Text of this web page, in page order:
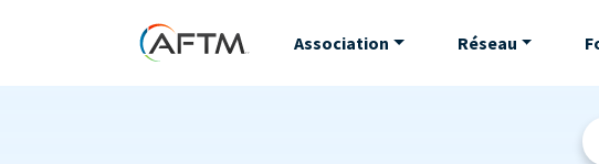
Association Réseau